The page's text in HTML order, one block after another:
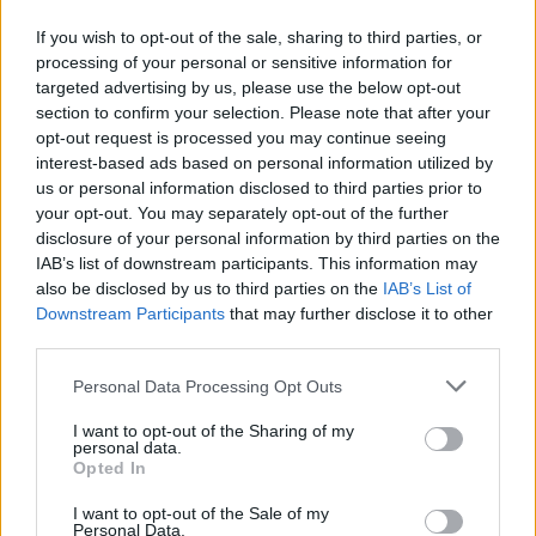
If you wish to opt-out of the sale, sharing to third parties, or
processing of your personal or sensitive information for
targeted advertising by us, please use the below opt-out
section to confirm your selection. Please note that after your
opt-out request is processed you may continue seeing
interest-based ads based on personal information utilized by
us or personal information disclosed to third parties prior to
your opt-out. You may separately opt-out of the further
disclosure of your personal information by third parties on the
IAB’s list of downstream participants. This information may
also be disclosed by us to third parties on the IAB’s List of
Downstream Participants that may further disclose it to other
Please note that this website/app uses one or more Google
not limited to your visit or usage behaviour. You may click to
grant or deny consent to Google and its third-party tags to
use your data for below specified purposes in below Google
consent section.
Personal Data Processing Opt Outs
I want to opt-out of the Sharing of my
personal data.
Opted In
I want to opt-out of the Sale of my
Personal Data.
όμως να είχαμε κερδίσει και στην Τρίπολη και στα
Γιάννινα, αν είχαμε καταφέρει να σκοράρουμε στις
πολλές ευκαιρίες που δημιουργήσαμε. Φέρνει όμως
μία ωριμότητα στο γκρουπ και δίνει τη δυνατότητα
στο σύνολο μας να καταλάβει, πόσο σημαντική
είναι η ενότητα και πόσο σημαντικό είναι να
είμαστε όλοι μαζί απέναντι σε αυτό».